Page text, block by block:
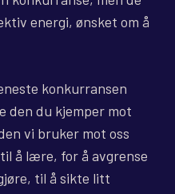
energi, ønsket om å
konkurransen
den du kjemper mot
vi bruker mot oss
å lære, for å avgrense
til å sikte litt